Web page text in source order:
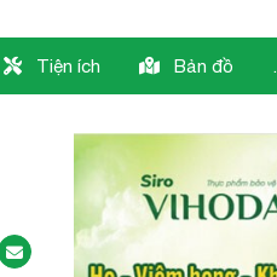
Tiện ích Bản đồ .